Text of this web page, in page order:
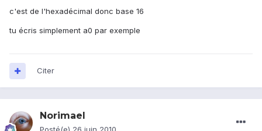
c'est de l'hexadécimal donc base 16
tu écris simplement a0 par exemple
Citer
Norimael